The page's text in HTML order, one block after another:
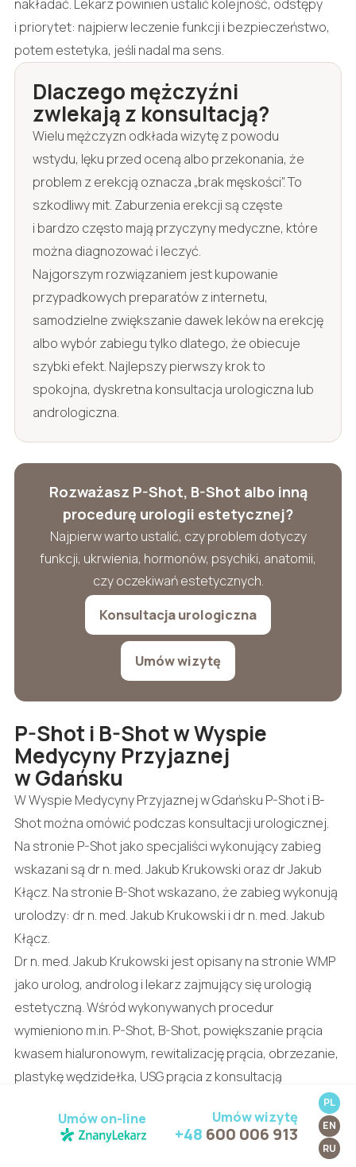
Umów on-line Umów wizytę
+48 600 006 913
PL
EN
RU
nakładać. Lekarz powinien ustalić kolejność, odstępy
i priorytet: najpierw leczenie funkcji i bezpieczeństwo,
potem estetyka, jeśli nadal ma sens.
Dlaczego mężczyźni
zwlekają z konsultacją?
Wielu mężczyzn odkłada wizytę z powodu
wstydu, lęku przed oceną albo przekonania, że
problem z erekcją oznacza „brak męskości”. To
szkodliwy mit. Zaburzenia erekcji są częste
i bardzo często mają przyczyny medyczne, które
można diagnozować i leczyć.
Najgorszym rozwiązaniem jest kupowanie
przypadkowych preparatów z internetu,
samodzielne zwiększanie dawek leków na erekcję
albo wybór zabiegu tylko dlatego, że obiecuje
szybki efekt. Najlepszy pierwszy krok to
spokojna, dyskretna konsultacja urologiczna lub
andrologiczna.
Rozważasz P-Shot, B-Shot albo inną
procedurę urologii estetycznej?
Najpierw warto ustalić, czy problem dotyczy
funkcji, ukrwienia, hormonów, psychiki, anatomii,
czy oczekiwań estetycznych.
Konsultacja urologiczna
Umów wizytę
P-Shot i B-Shot w Wyspie
Medycyny Przyjaznej
w Gdańsku
W Wyspie Medycyny Przyjaznej w Gdańsku P-Shot i B-
Shot można omówić podczas konsultacji urologicznej.
Na stronie P-Shot jako specjaliści wykonujący zabieg
wskazani są dr n. med. Jakub Krukowski oraz dr Jakub
Kłącz. Na stronie B-Shot wskazano, że zabieg wykonują
urolodzy: dr n. med. Jakub Krukowski i dr n. med. Jakub
Kłącz.
Dr n. med. Jakub Krukowski jest opisany na stronie WMP
jako urolog, androlog i lekarz zajmujący się urologią
estetyczną. Wśród wykonywanych procedur
wymieniono m.in. P-Shot, B-Shot, powiększanie prącia
kwasem hialuronowym, rewitalizację prącia, obrzezanie,
plastykę wędzidełka, USG prącia z konsultacją
Aktualny zakres procedur, wskazania,
przeciwwskazania, koszt, rodzaj preparatu i zalecenia